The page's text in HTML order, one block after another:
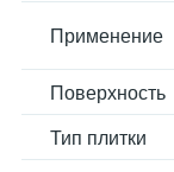
Применение
Поверхность
Тип плитки